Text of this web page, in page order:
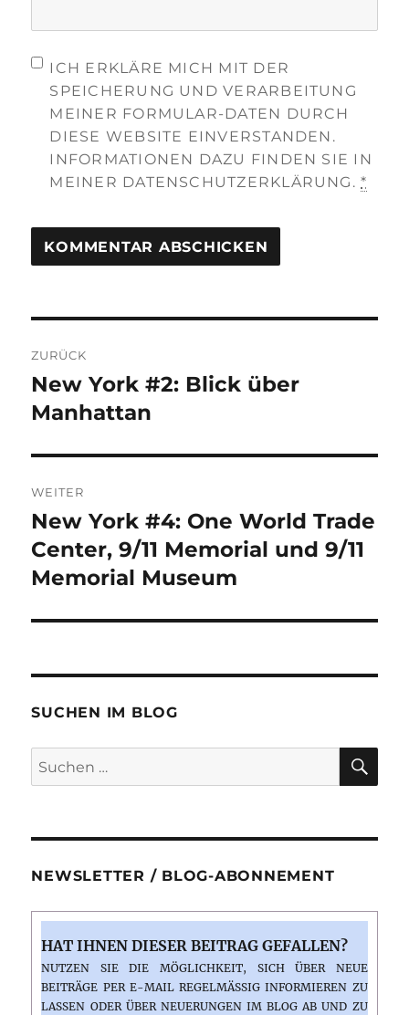
ICH ERKLÄRE MICH MIT DER
SPEICHERUNG UND VERARBEITUNG
MEINER FORMULAR-DATEN DURCH
DIESE WEBSITE EINVERSTANDEN.
INFORMATIONEN DAZU FINDEN SIE IN
MEINER DATENSCHUTZERKLÄRUNG.*
ZURÜCK
Vorheriger
Beitrag:
New York #2: Blick über
Manhattan
WEITER
Nächster
Beitrag:
New York #4: One World Trade
Center, 9/11 Memorial und 9/11
Memorial Museum
SUCHEN IM BLOG
Suchen
nach:
NEWSLETTER / BLOG-ABONNEMENT
HAT IHNEN DIESER BEITRAG GEFALLEN?
NUTZEN SIE DIE MÖGLICHKEIT, SICH ÜBER NEUE
BEITRÄGE PER E-MAIL REGELMÄSSIG INFORMIEREN ZU L
ASSEN ODER ÜBER NEUERUNGEN IM BLOG AB UND ZU E